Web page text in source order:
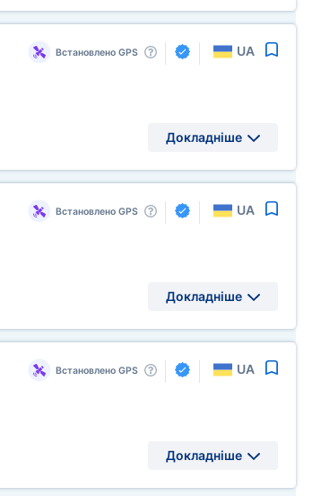
Встановлено GPS UA
Докладніше
Встановлено GPS UA
Докладніше
Встановлено GPS UA
Докладніше